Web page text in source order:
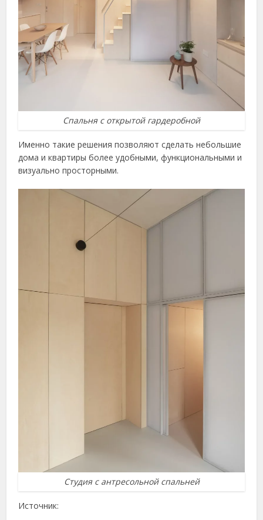
Спальня с открытой гардеробной
Именно такие решения позволяют сделать небольшие
дома и квартиры более удобными, функциональными и
визуально просторными.
Студия с антресольной спальней
Источник: